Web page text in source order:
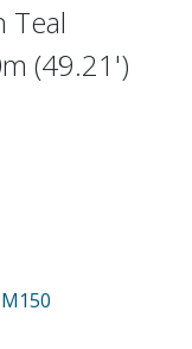
Teal
(49.21')